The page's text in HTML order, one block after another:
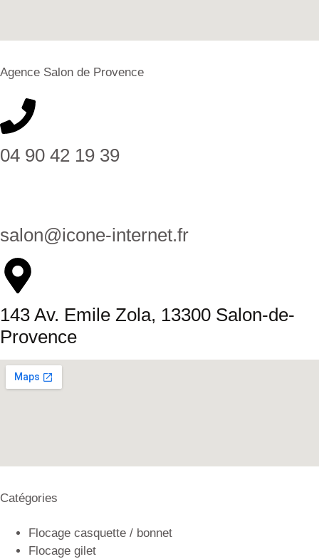
Agence Salon de Provence
04 90 42 19 39
salon@icone-internet.fr
143 Av. Emile Zola, 13300 Salon-de-
Provence
Catégories
Flocage casquette / bonnet
Flocage gilet